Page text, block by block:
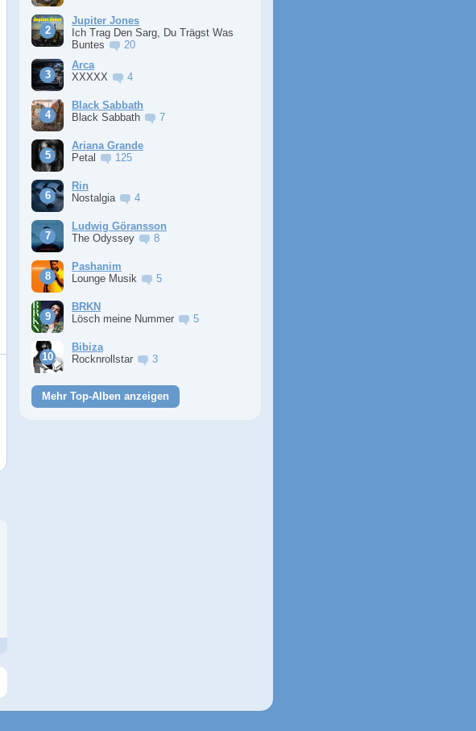
Jupiter Jones
Ich Trag Den Sarg, Du Trägst Was
Buntes
20
Arca
XXXXX
4
Black Sabbath
Black Sabbath
7
Ariana Grande
Petal
125
Rin
Nostalgia
4
Ludwig Göransson
The Odyssey
8
Pashanim
Lounge Musik
5
BRKN
Lösch meine Nummer
5
Bibiza
Rocknrollstar
3
Mehr Top-Alben anzeigen